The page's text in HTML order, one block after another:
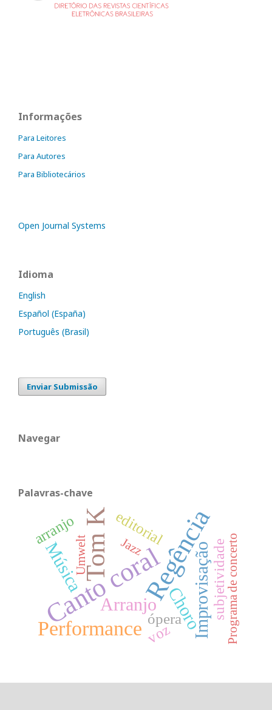
Informações
Para Leitores
Para Autores
Para Bibliotecários
Open Journal Systems
Idioma
English
Español (España)
Português (Brasil)
Enviar Submissão
Navegar
Palavras-chave
Tom K
Canto coralRegência
Performance Improvisação
Choro
Arranjo
Música
editorial
ópera
voz
subjetividade
arranjo
Programa de concerto
Jazz
Umwelt